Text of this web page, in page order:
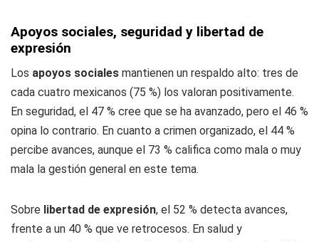
Apoyos sociales, seguridad y libertad de
expresión
Los apoyos sociales mantienen un respaldo alto: tres de
cada cuatro mexicanos (75 %) los valoran positivamente.
En seguridad, el 47 % cree que se ha avanzado, pero el 46 %
opina lo contrario. En cuanto a crimen organizado, el 44 %
percibe avances, aunque el 73 % califica como mala o muy
mala la gestión general en este tema.
Sobre libertad de expresión, el 52 % detecta avances,
frente a un 40 % que ve retrocesos. En salud y